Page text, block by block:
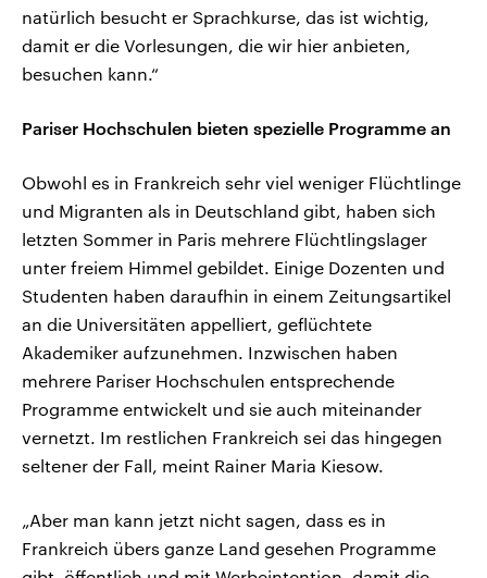
natürlich besucht er Sprachkurse, das ist wichtig,
damit er die Vorlesungen, die wir hier anbieten,
besuchen kann.“
Pariser Hochschulen bieten spezielle Programme an
Obwohl es in Frankreich sehr viel weniger Flüchtlinge
und Migranten als in Deutschland gibt, haben sich
letzten Sommer in Paris mehrere Flüchtlingslager
unter freiem Himmel gebildet. Einige Dozenten und
Studenten haben daraufhin in einem Zeitungsartikel
an die Universitäten appelliert, geflüchtete
Akademiker aufzunehmen. Inzwischen haben
mehrere Pariser Hochschulen entsprechende
Programme entwickelt und sie auch miteinander
vernetzt. Im restlichen Frankreich sei das hingegen
seltener der Fall, meint Rainer Maria Kiesow.
„Aber man kann jetzt nicht sagen, dass es in
Frankreich übers ganze Land gesehen Programme